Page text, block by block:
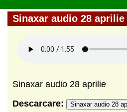
Sinaxar audio 28 aprilie
Sinaxar audio 28 aprilie
Descarcare:
Sinaxar audio 28